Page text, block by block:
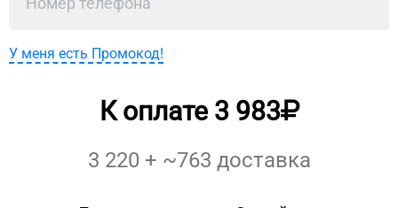
У меня есть Промокод!
К оплате 3 983
3 220 + ~763 доставка